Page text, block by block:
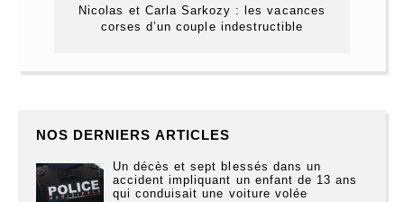
Nicolas et Carla Sarkozy : les vacances
corses d’un couple indestructible
NOS DERNIERS ARTICLES
Un décès et sept blessés dans un
accident impliquant un enfant de 13 ans
qui conduisait une voiture volée